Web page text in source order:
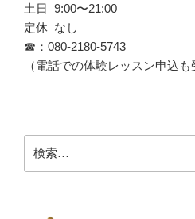
土日 9:00〜21:00
定休 なし
☎︎：080-2180-5743
（電話での体験レッスン申込も
索: